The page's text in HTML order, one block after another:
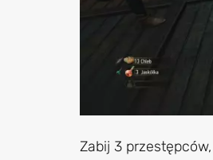
Zabij 3